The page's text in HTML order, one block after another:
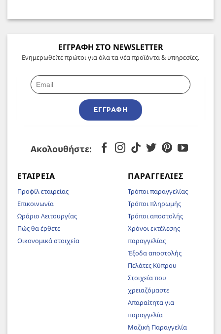
ΕΓΓΡΑΦΗ ΣΤΟ NEWSLETTER
Ενημερωθείτε πρώτοι για όλα τα νέα προϊόντα & υπηρεσίες.
ΕΓΓΡΑΦΉ
Ακολουθήστε:
ΕΤΑΙΡΕΊΑ
Προφίλ εταιρείας
Επικοινωνία
Ωράριο Λειτουργίας
Πώς θα έρθετε
Οικονομικά στοιχεία
ΠΑΡΑΓΓΕΛΊΕΣ
Τρόποι παραγγελίας
Τρόποι πληρωμής
Τρόποι αποστολής
Χρόνοι εκτέλεσης
παραγγελίας
Έξοδα αποστολής
Πελάτες Κύπρου
Στοιχεία που
χρειαζόμαστε
Απαραίτητα για
παραγγελία
Μαζική Παραγγελία